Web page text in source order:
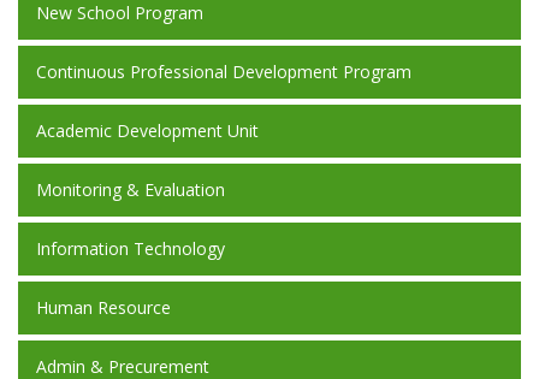
New School Program
Continuous Professional Development Program
Academic Development Unit
Monitoring & Evaluation
Information Technology
Human Resource
Admin & Precurement